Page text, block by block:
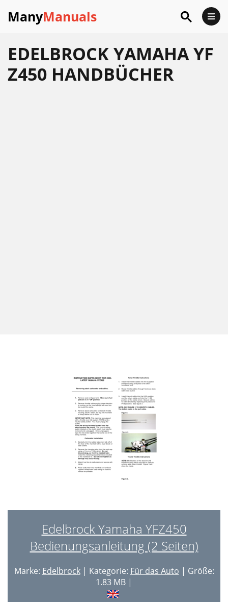
ManyManuals
EDELBROCK YAMAHA YF
Z450 HANDBÜCHER
Edelbrock Yamaha YFZ450
Bedienungsanleitung (2 Seiten)
Marke: Edelbrock| Kategorie: Für das Auto | Größe:
1.83 MB |